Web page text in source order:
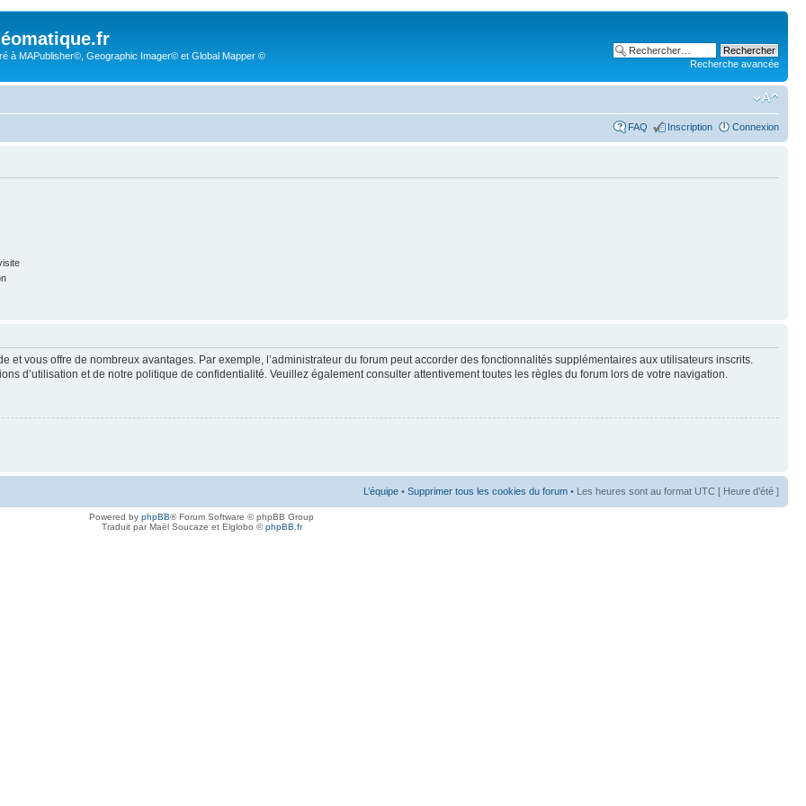
à MAPublisher©, Geographic Imager© et Global Mapper ©
Recherche avancée
FAQ Inscription Connexion
et vous offre de nombreux avantages. Par exemple, l’administrateur du forum peut accorder des fonctionnalités supplémentaires aux utilisateurs inscrits.
d’utilisation et de notre politique de confidentialité. Veuillez également consulter attentivement toutes les règles du forum lors de votre navigation.
L’équipe • Supprimer tous les cookies du forum • Les heures sont au format UTC [ Heure d’été ]
Powered by phpBB® Forum Software © phpBB Group
Traduit par Maël Soucaze et Elglobo ©phpBB.fr